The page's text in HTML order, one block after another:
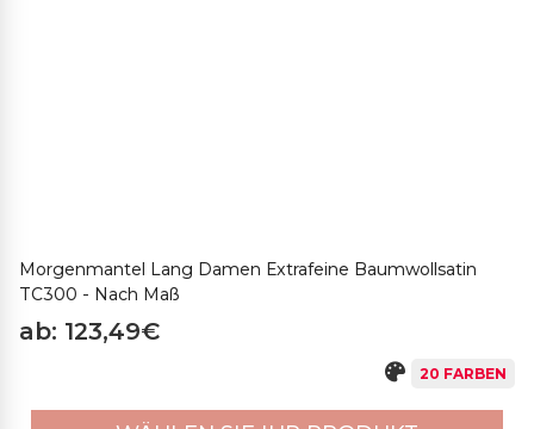
Morgenmantel Lang Damen Extrafeine Baumwollsatin
TC300 - Nach Maß
ab: 123,49€
20 FARBEN